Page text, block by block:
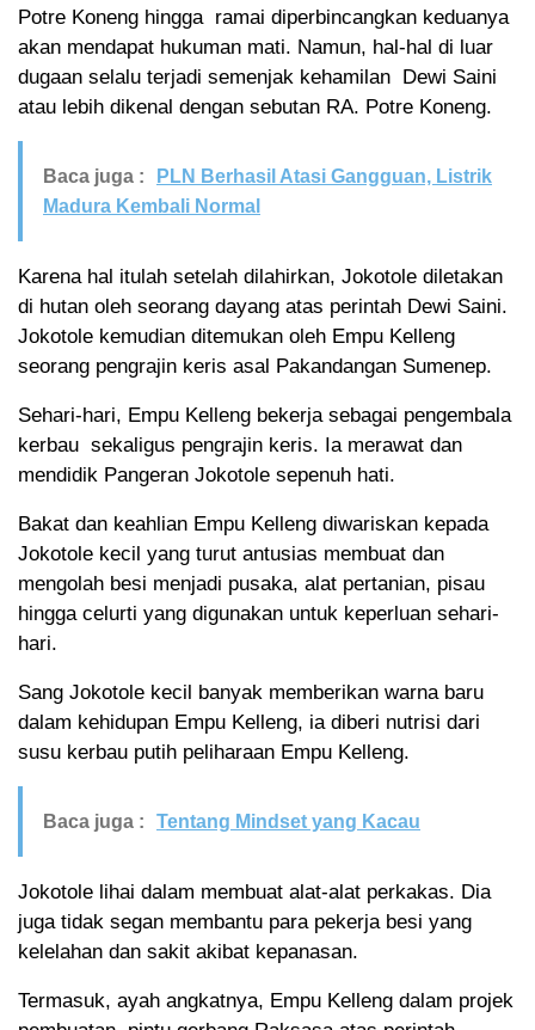
Potre Koneng hingga ramai diperbincangkan keduanya
akan mendapat hukuman mati. Namun, hal-hal di luar
dugaan selalu terjadi semenjak kehamilan Dewi Saini
atau lebih dikenal dengan sebutan RA. Potre Koneng.
Baca juga :
PLN Berhasil Atasi Gangguan, Listrik
Madura Kembali Normal
Karena hal itulah setelah dilahirkan, Jokotole diletakan
di hutan oleh seorang dayang atas perintah Dewi Saini.
Jokotole kemudian ditemukan oleh Empu Kelleng
seorang pengrajin keris asal Pakandangan Sumenep.
Sehari-hari, Empu Kelleng bekerja sebagai pengembala
kerbau sekaligus pengrajin keris. Ia merawat dan
mendidik Pangeran Jokotole sepenuh hati.
Bakat dan keahlian Empu Kelleng diwariskan kepada
Jokotole kecil yang turut antusias membuat dan
mengolah besi menjadi pusaka, alat pertanian, pisau
hingga celurti yang digunakan untuk keperluan sehari-
hari.
Sang Jokotole kecil banyak memberikan warna baru
dalam kehidupan Empu Kelleng, ia diberi nutrisi dari
susu kerbau putih peliharaan Empu Kelleng.
Baca juga : Tentang Mindset yang Kacau
Jokotole lihai dalam membuat alat-alat perkakas. Dia
juga tidak segan membantu para pekerja besi yang
kelelahan dan sakit akibat kepanasan.
Termasuk, ayah angkatnya, Empu Kelleng dalam projek